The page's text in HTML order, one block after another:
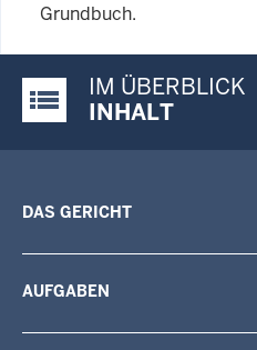
Grundbuch.
Justiz-Portal im
IM ÜBERBLICK
INHALT
DAS GERICHT
AUFGABEN